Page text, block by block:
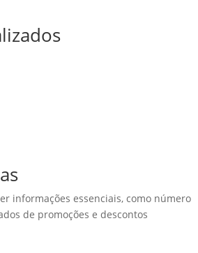
informações essenciais, como número
de promoções e descontos